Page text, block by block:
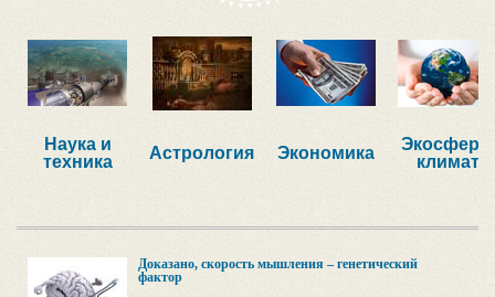
Наука и
техника
Астрология Экономика
Экосфера,
климат
Доказано, скорость мышления – генетический
фактор